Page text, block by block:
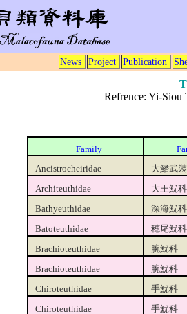
News Project Publication
Refrence: Yi-Siou
Family
Ancistrocheiridae
大鰭武
Architeuthidae 大王魷科
Bathyeuthidae 深海魷科
Batoteuthidae 穗尾魷科
Brachioteuthidae 腕魷科
Brachioteuthidae 腕魷科
Chiroteuthidae 手魷科
Chiroteuthidae 手魷科